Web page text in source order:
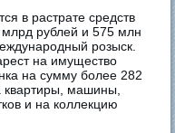
в растрате средств
рублей и 575 млн
розыск.
на имущество
на сумму более 282
машины,
и на коллекцию